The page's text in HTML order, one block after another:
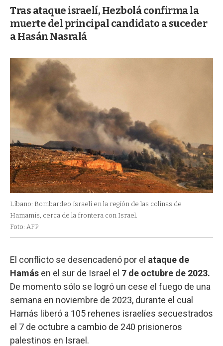
Tras ataque israelí, Hezbolá confirma la
muerte del principal candidato a suceder
a Hasán Nasralá
Líbano: Bombardeo israelí en la región de las colinas de
Hamamis, cerca de la frontera con Israel.
Foto: AFP
El conflicto se desencadenó por el ataque de
Hamás en el sur de Israel el 7 de octubre de 2023.
De momento sólo se logró un cese el fuego de una
semana en noviembre de 2023, durante el cual
Hamás liberó a 105 rehenes israelíes secuestrados
el 7 de octubre a cambio de 240 prisioneros
palestinos en Israel.